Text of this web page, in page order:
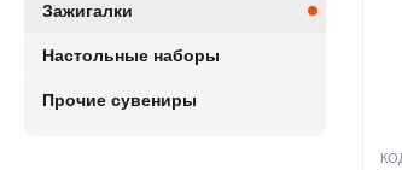
Зажигалки
Настольные наборы
Прочие сувениры